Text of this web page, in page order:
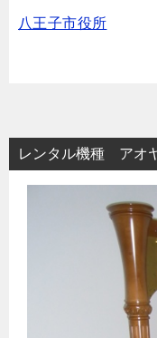
八王子市役所
レンタル機種 アオ